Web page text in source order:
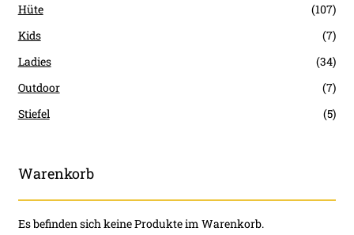
Hüte
(107)
Kids
(7)
Ladies
(34)
Outdoor
(7)
Stiefel
(5)
Warenkorb
Es befinden sich keine Produkte im Warenkorb.